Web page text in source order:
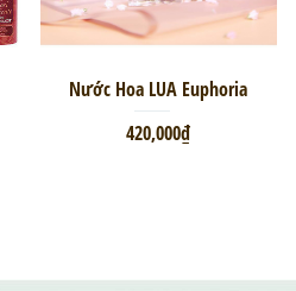
Nước Hoa LUA Euphoria
420,000₫